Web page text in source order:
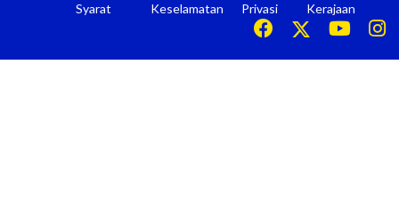
Syarat
Keselamatan
Privasi
Kerajaan